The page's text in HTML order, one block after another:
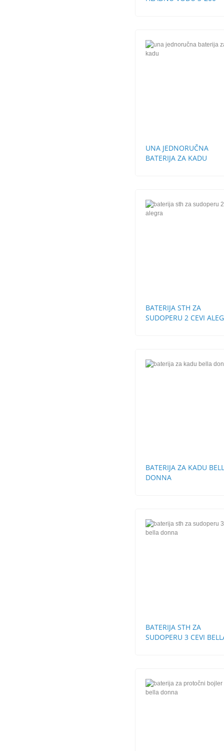
UNA JEDNORUČNA
BATERIJA ZA KADU
BATERIJA STH ZA
SUDOPERU 2 CEVI
BATERIJA ZA KADU
DONNA
BATERIJA STH ZA
SUDOPERU 3 CEVI